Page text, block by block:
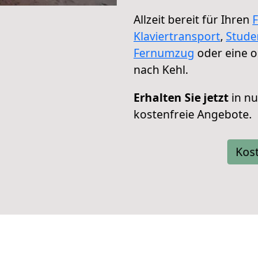
Allzeit bereit für Ihren
Klaviertransport,
Fernumzug oder eine
nach Kehl.
Erhalten Sie jetzt in
kostenfreie Angebote.